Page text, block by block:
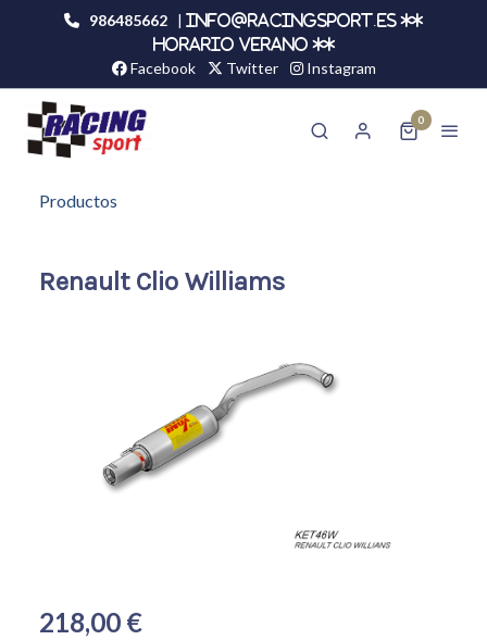
986485662 |
info@racingsport.es **
HORARIO VERANO **
Facebook Twitter Instagram
0
Productos
Renault Clio Williams
218,00 €